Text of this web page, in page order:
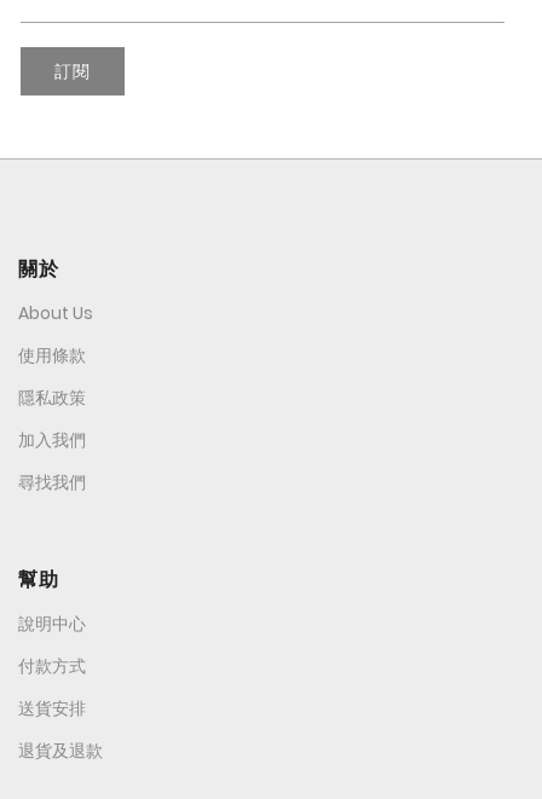
訂閱
關於
About Us
使用條款
隱私政策
加入我們
尋找我們
幫助
說明中心
付款方式
送貨安排
退貨及退款